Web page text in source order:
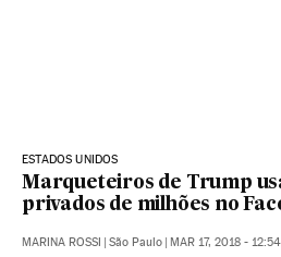
ESTADOS UNIDOS
Marqueteiros de Trump
privados de milhões no
MARINA ROSSI | São Paulo | MAR 17, 2018 - 12:54